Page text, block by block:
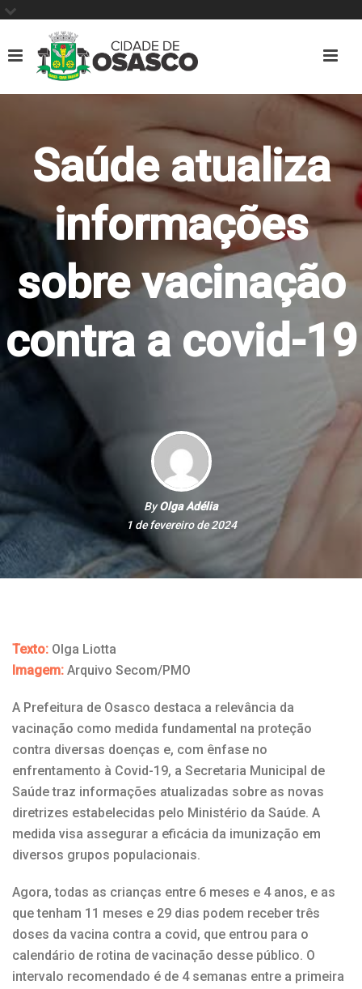
Saúde atualiza
informações
sobre vacinação
contra a covid-19
ByOlga Adélia
1 de fevereiro de 2024
Texto: Olga Liotta
Imagem: Arquivo Secom/PMO
A Prefeitura de Osasco destaca a relevância da
vacinação como medida fundamental na proteção
contra diversas doenças e, com ênfase no
enfrentamento à Covid-19, a Secretaria Municipal de
Saúde traz informações atualizadas sobre as novas
diretrizes estabelecidas pelo Ministério da Saúde. A
medida visa assegurar a eficácia da imunização em
diversos grupos populacionais.
Agora, todas as crianças entre 6 meses e 4 anos, e as
que tenham 11 meses e 29 dias podem receber três
doses da vacina contra a covid, que entrou para o
calendário de rotina de vacinação desse público. O
intervalo recomendado é de 4 semanas entre a primeira